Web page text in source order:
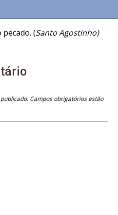
(Santo Agostinho)
Campos obrigatórios estão